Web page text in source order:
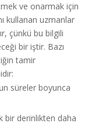
ve onarmak için
kullanan uzmanlar
çünkü bu bilgili
bir iştir. Bazı
tamir
süreler boyunca
bir derinlikten daha